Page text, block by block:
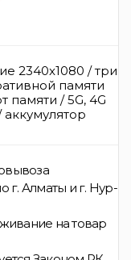
2340x1080 / три
памяти
памяти / 5G, 4G
аккумулятор
г. Алматы и г. Нур-
на товар